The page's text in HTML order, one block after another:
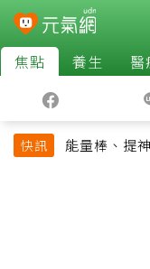
焦點 養生 醫
快訊
能量棒、提